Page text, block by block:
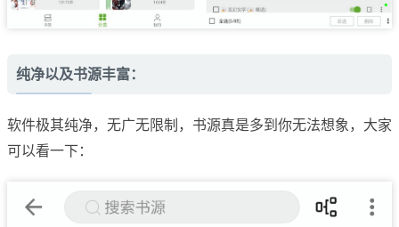
纯净以及书源丰富：
软件极其纯净，无广无限制，书源真是多到你无法想象，大家
可以看一下：